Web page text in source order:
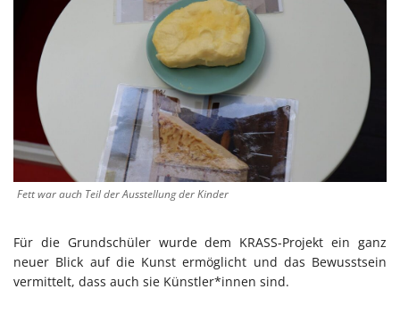
Fett war auch Teil der Ausstellung der Kinder
Für die Grundschüler wurde dem KRASS-Projekt ein ganz
neuer Blick auf die Kunst ermöglicht und das Bewusstsein
vermittelt, dass auch sie Künstler*innen sind.